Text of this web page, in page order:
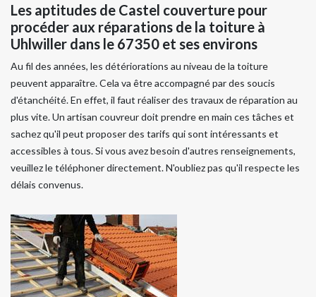
Les aptitudes de Castel couverture pour
procéder aux réparations de la toiture à
Uhlwiller dans le 67350 et ses environs
Au fil des années, les détériorations au niveau de la toiture
peuvent apparaître. Cela va être accompagné par des soucis
d'étanchéité. En effet, il faut réaliser des travaux de réparation au
plus vite. Un artisan couvreur doit prendre en main ces tâches et
sachez qu'il peut proposer des tarifs qui sont intéressants et
accessibles à tous. Si vous avez besoin d'autres renseignements,
veuillez le téléphoner directement. N'oubliez pas qu'il respecte les
délais convenus.